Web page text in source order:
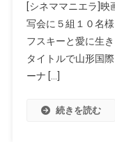
[シネママニエラ]映
写会に５組１０名
フスキーと愛に生
タイトルで山形国
ーナ […]
続きを読む